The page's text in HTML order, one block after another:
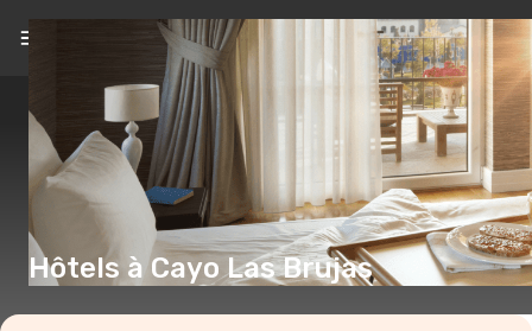
FR(€)
Hôtels à Cayo Las Brujas